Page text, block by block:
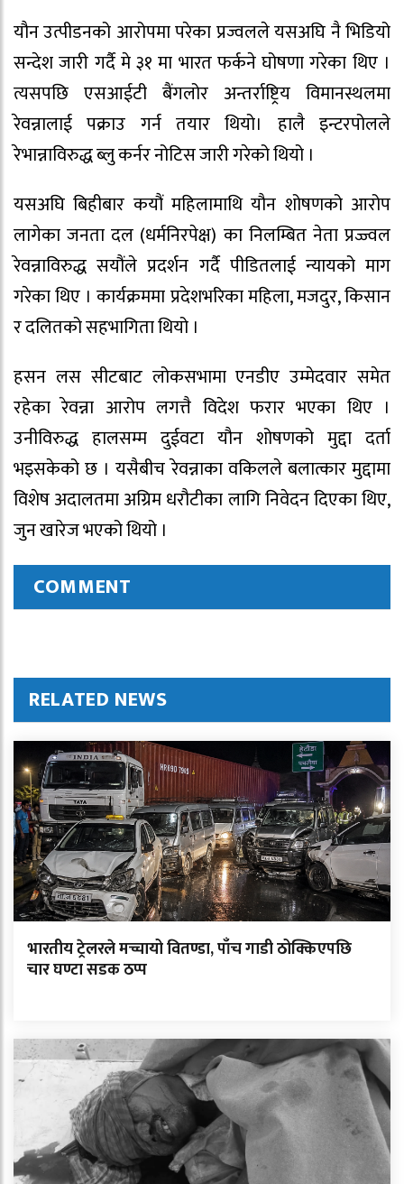
यौन उत्पीडनको आरोपमा परेका प्रज्वलले यसअघि नै भिडियो
सन्देश जारी गर्दै मे ३१ मा भारत फर्कने घोषणा गरेका थिए ।
त्यसपछि एसआईटी बैंगलोर अन्तर्राष्ट्रिय विमानस्थलमा
रेवन्नालाई पक्राउ गर्न तयार थियो। हालै इन्टरपोलले
रेभान्नाविरुद्धब्लु कर्नर नोटिस जारी गरेको थियो ।
यसअघि बिहीबार कयौं महिलामाथि यौन शोषणको आरोप
लागेका जनता दल (धर्मनिरपेक्ष) का निलम्बित नेता प्रज्ज्वल
रेवन्नाविरुद्ध सयौंले प्रदर्शन गर्दै पीडितलाई न्यायको माग
गरेका थिए । कार्यक्रममा प्रदेशभरिका महिला, मजदुर, किसान
र दलितको सहभागिता थियो ।
हसन लस सीटबाट लोकसभामाएनडीए उम्मेदवार समेत
रहेकारेवन्ना आरोप लगत्तै विदेश फरार भएका थिए ।
उनीविरुद्ध हालसम्म दुईवटा यौन शोषणको मुद्दा दर्ता
भइसकेको छ । यसैबीचरेवन्नाकावकिलले बलात्कार मुद्दामा
विशेष अदालतमा अग्रिम धरौटीका लागि निवेदन दिएका थिए,
जुन खारेज भएको थियो ।
COMMENT
RELATED NEWS
भारतीय ट्रेलरले मच्चायो वितण्डा, पाँच गाडी ठोक्किएपछि
चार घण्टा सडक ठप्प